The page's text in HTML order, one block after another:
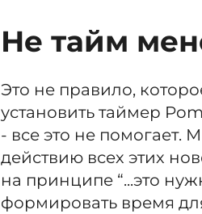
Не тайм
Это не правило,
установить таймер
- все это не помогает.
действию всех этих
на принципе “...это
формировать время